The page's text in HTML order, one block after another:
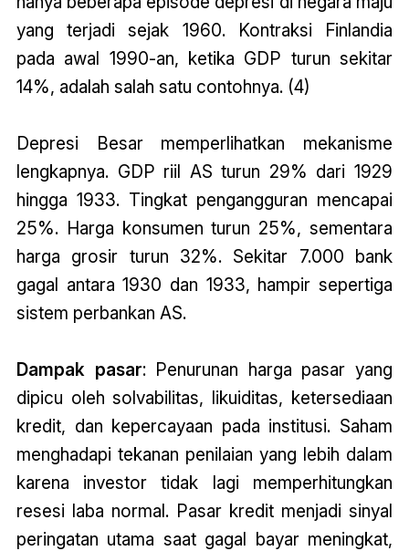
yang terjadi sejak 1960. Kontraksi Finlandia
pada awal 1990-an, ketika GDP turun sekitar
14%, adalah salah satu contohnya. (4)
Depresi Besar memperlihatkan mekanisme
lengkapnya. GDP riil AS turun 29% dari 1929
hingga 1933. Tingkat pengangguran mencapai
25%. Harga konsumen turun 25%, sementara
harga grosir turun 32%. Sekitar 7.000 bank
gagal antara 1930 dan 1933, hampir sepertiga
sistem perbankan AS.
Dampak pasar: Penurunan harga pasar yang
dipicu oleh solvabilitas, likuiditas, ketersediaan
kredit, dan kepercayaan pada institusi. Saham
menghadapi tekanan penilaian yang lebih dalam
karena investor tidak lagi memperhitungkan
resesi laba normal. Pasar kredit menjadi sinyal
peringatan utama saat gagal bayar meningkat,